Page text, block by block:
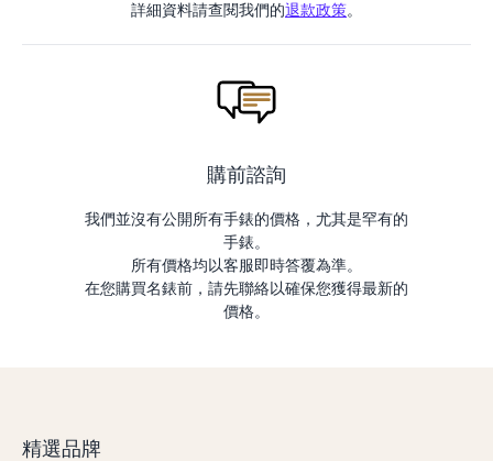
詳細資料請查閱我們的退款政策。
購前諮詢
我們並沒有公開所有手錶的價格，尤其是罕有的
手錶。
所有價格均以客服即時答覆為準。
在您購買名錶前，請先聯絡以確保您獲得最新的
價格。
精選品牌